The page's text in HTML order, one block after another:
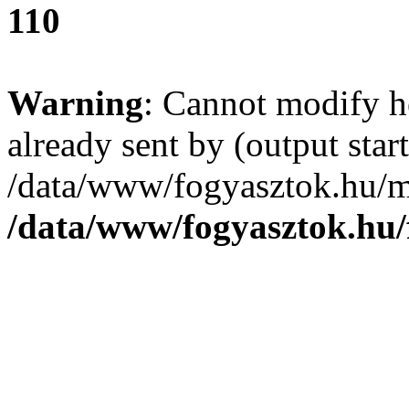
110
Warning: Cannot modify
already sent by (output
/data/www/fogyasztok.hu/
/data/www/